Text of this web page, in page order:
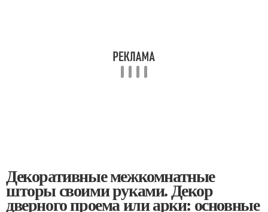
Декоративные межкомнатные
шторы своими руками. Декор
дверного проема или арки: основные